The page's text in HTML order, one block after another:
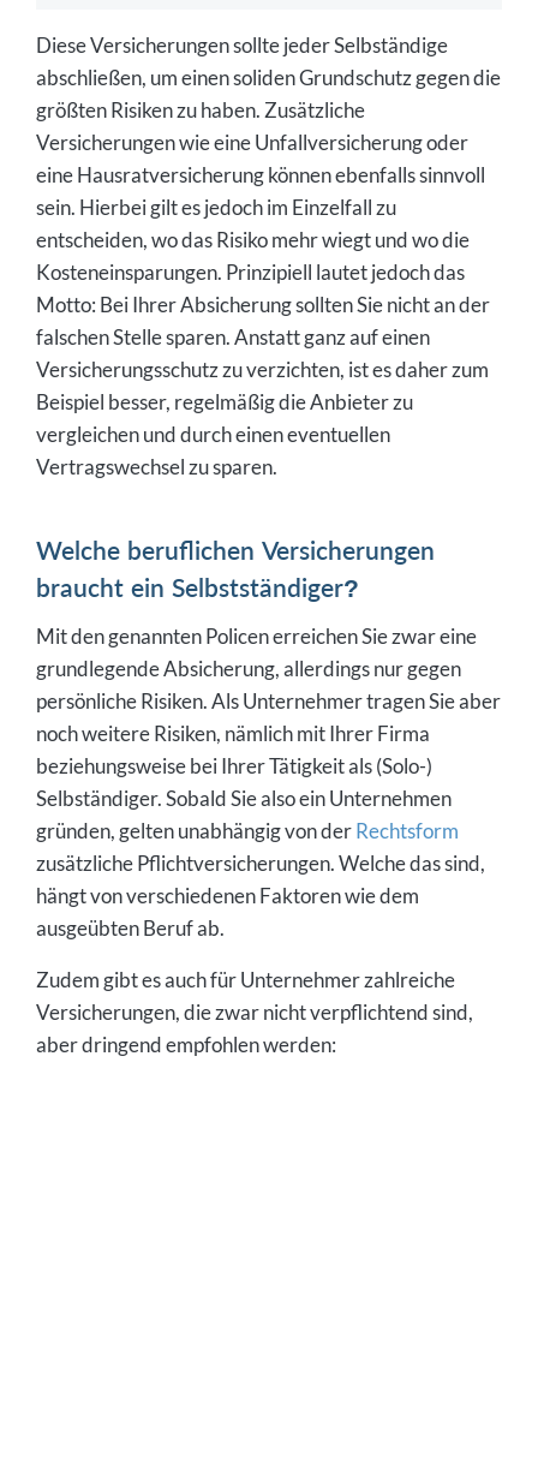
Diese Versicherungen sollte jeder Selbständige
abschließen, um einen soliden Grundschutz gegen die
größten Risiken zu haben. Zusätzliche
Versicherungen wie eine Unfallversicherung oder
eine Hausratversicherung können ebenfalls sinnvoll
sein. Hierbei gilt es jedoch im Einzelfall zu
entscheiden, wo das Risiko mehr wiegt und wo die
Kosteneinsparungen. Prinzipiell lautet jedoch das
Motto: Bei Ihrer Absicherung sollten Sie nicht an der
falschen Stelle sparen. Anstatt ganz auf einen
Versicherungsschutz zu verzichten, ist es daher zum
Beispiel besser, regelmäßig die Anbieter zu
vergleichen und durch einen eventuellen
Vertragswechsel zu sparen.
Welche beruflichen Versicherungen
braucht ein Selbstständiger?
Mit den genannten Policen erreichen Sie zwar eine
grundlegende Absicherung, allerdings nur gegen
persönliche Risiken. Als Unternehmer tragen Sie aber
noch weitere Risiken, nämlich mit Ihrer Firma
beziehungsweise bei Ihrer Tätigkeit als (Solo-)
Selbständiger. Sobald Sie also ein Unternehmen
gründen, gelten unabhängig von derRechtsform
zusätzliche Pflichtversicherungen. Welche das sind,
hängt von verschiedenen Faktoren wie dem
ausgeübten Beruf ab.
Zudem gibt es auch für Unternehmer zahlreiche
Versicherungen, die zwar nicht verpflichtend sind,
aber dringend empfohlen werden: